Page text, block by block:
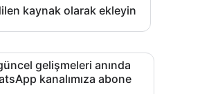
kaynak olarak ekleyin
gelişmeleri anında
kanalımıza abone